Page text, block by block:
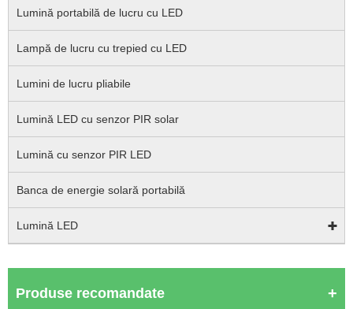
Lumină portabilă de lucru cu LED
Lampă de lucru cu trepied cu LED
Lumini de lucru pliabile
Lumină LED cu senzor PIR solar
Lumină cu senzor PIR LED
Banca de energie solară portabilă
Lumină LED
Produse recomandate